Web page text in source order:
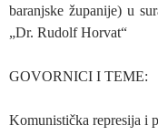
baranjske županije) u
„Dr. Rudolf Horvat“
GOVORNICI I TEME:
Komunistička represija i